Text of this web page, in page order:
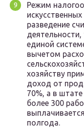
Режим
разведение
единой
вычетом
хозяйству
доход от
70%, а в
более 300
полгода.